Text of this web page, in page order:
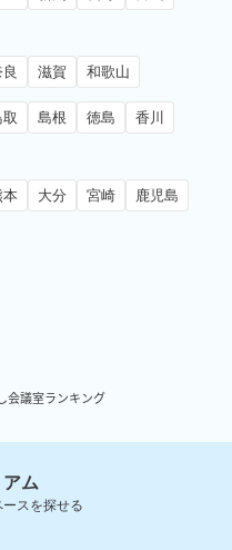
滋賀 和歌山
島根 徳島
香川
本 大分 宮崎
鹿児島
会議室ランキング
ム
スを探せる